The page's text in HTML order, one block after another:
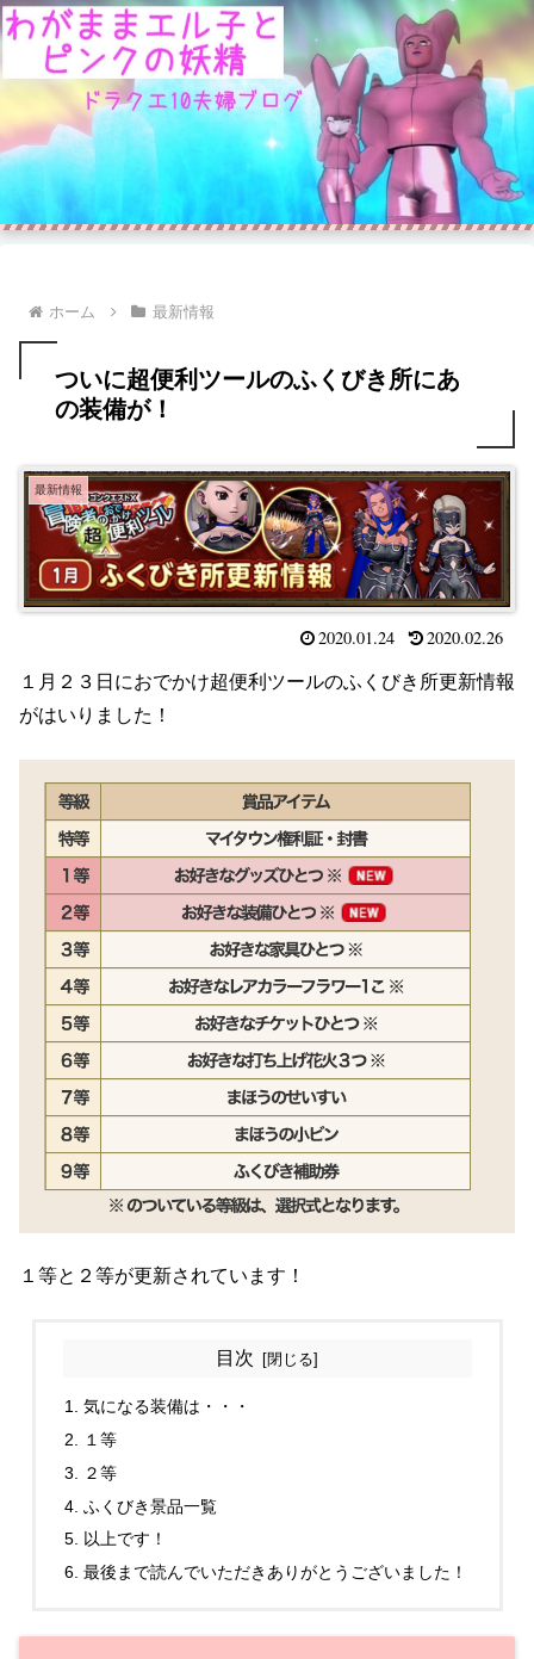
ホーム 最新情報
ついに超便利ツールのふくびき所にあ
の装備が！
最新情報
2020.01.24 2020.02.26
１月２３日におでかけ超便利ツールのふくびき所更新情報
がはいりました！
１等と２等が更新されています！
目次
気になる装備は・・・
１等
２等
ふくびき景品一覧
以上です！
最後まで読んでいただきありがとうございました！